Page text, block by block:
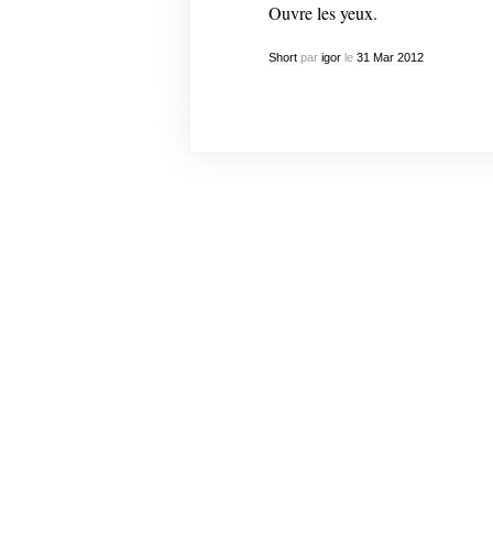
Ouvre les yeux.
Shortpar igorle 31 Mar 2012